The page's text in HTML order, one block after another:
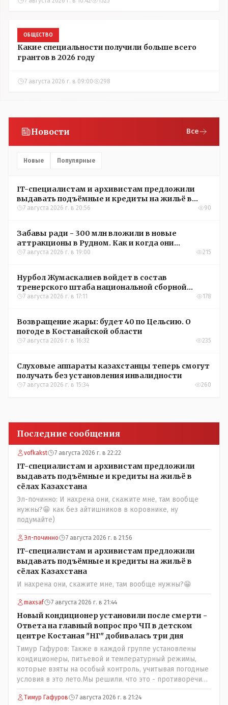
ОБЩЕСТВО
Какие специальности получили больше всего
грантов в 2026 году
7 августа 2026 г. в 09:00 298
Новости Все
Новые Популярные
IT-специалистам и архивистам предложили
выдавать подъёмные и кредиты на жильё в
сёлах Казахстана
7 августа 2026 г. в 20:56 90
Забавы ради - 300 млн вложили в новые
аттракционы в Рудном. Как и когда они
окупятся?
7 августа 2026 г. в 19:00 215
Нурбол Жумаскалиев войдет в состав
тренерского штаба национальной сборной
Казахстана по футболу
7 августа 2026 г. в 17:11 178
Возвращение жары: будет 40 по Цельсию. О
погоде в Костанайской области
7 августа 2026 г. в 16:32 235
Слуховые аппараты казахстанцы теперь смогут
получать без установления инвалидности
7 августа 2026 г. в 15:34 260
Последние сообщения
vofkakst 7 августа 2026 г. в 22:22
IT-специалистам и архивистам предложили
выдавать подъёмные и кредиты на жильё в
сёлах Казахстана
Эл-починно: И нахрена они, скажите мне, там вообще
нужны?😁 как без айтишников в коровнике, ну
подумайте)
Эл-починно 7 августа 2026 г. в 21:56
IT-специалистам и архивистам предложили
выдавать подъёмные и кредиты на жильё в
сёлах Казахстана
И нахрена они, скажите мне, там вообще нужны?😁
maxsaf 7 августа 2026 г. в 21:44
Новый кондиционер установили после смерти -
Ответа на главный вопрос про ЧП в детском
центре Костаная "НГ" добивалась три дня
Тимур Гафуров: Также в каждой группе установлены
кондиционеры, питьевой и температурный режимы,
которые взяты на особый контроль, учитывая погодные
условия в это лето.Мы решили. что это - противоречие.
Вы считаете иначе?Ну тут противоречия нет. Этот
комментарий прозвучал на следующий день после
Тимур Гафуров 7 августа 2026 г. в 21:24